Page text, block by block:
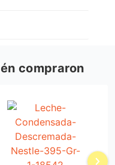
compraron